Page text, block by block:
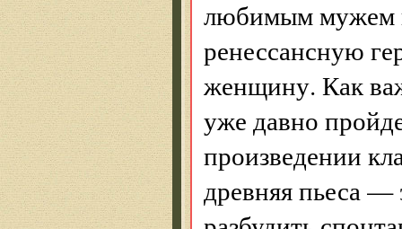
любимым мужем
ренессансную
женщину. Как
уже давно
произведении
древняя пьеса —